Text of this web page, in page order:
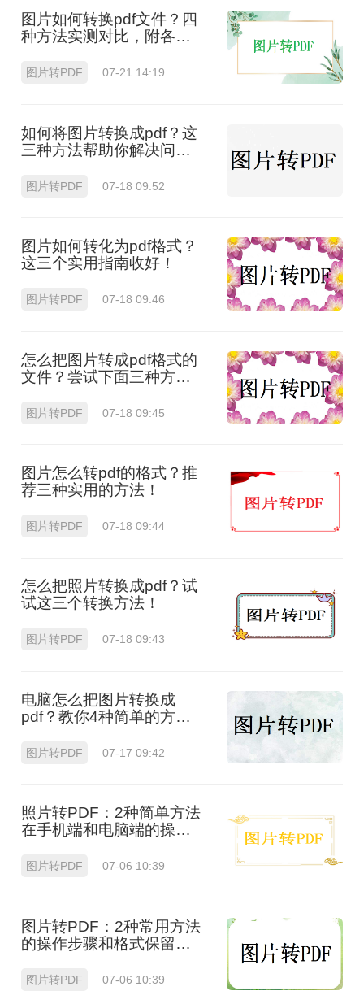
图片如何转换pdf文件？四
种方法实测对比，附各场
图片转PDF 07-21 14:19
如何将图片转换成pdf？这
三种方法帮助你解决问
图片转PDF 07-18 09:52
图片如何转化为pdf格式？
这三个实用指南收好！
图片转PDF 07-18 09:46
怎么把图片转成pdf格式的
文件？尝试下面三种方
图片转PDF 07-18 09:45
图片怎么转pdf的格式？推
荐三种实用的方法！
图片转PDF 07-18 09:44
怎么把照片转换成pdf？试
试这三个转换方法！
图片转PDF 07-18 09:43
电脑怎么把图片转换成
pdf？教你4种简单的方
图片转PDF 07-17 09:42
照片转PDF：2种简单方法
在手机端和电脑端的操作
图片转PDF 07-06 10:39
图片转PDF：2种常用方法
的操作步骤和格式保留设
图片转PDF 07-06 10:39